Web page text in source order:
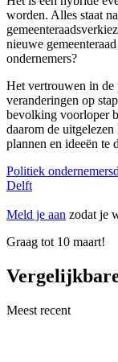
worden. Alles staat
nieuwe
ondernemers?
Het vertrouwen in de
veranderingen op
bevolking voorloper
daarom de
plannen en ideeën te
Politiek
Delft
Meld je aan zodat je
Graag tot 10 maart!
Meest recent